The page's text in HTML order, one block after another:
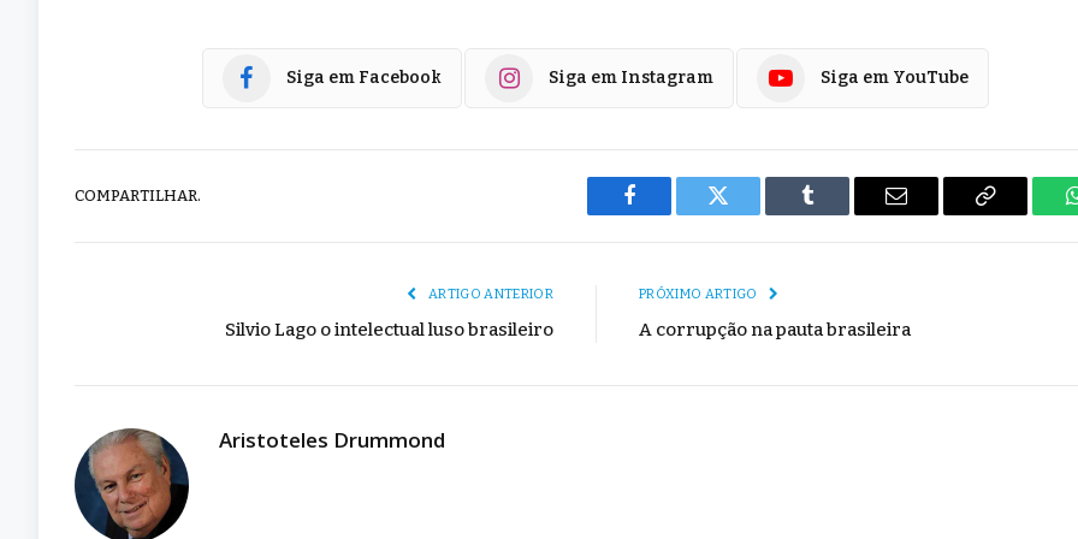
Siga em Facebook Siga em Instagram Siga em YouTube
COMPARTILHAR.
Facebook Twitter Tumblr
E-
Copiar
ARTIGO ANTERIOR
Silvio Lago o intelectual luso brasileiro
PRÓXIMO ARTIGO
A corrupção na pauta brasileira
Aristoteles Drummond